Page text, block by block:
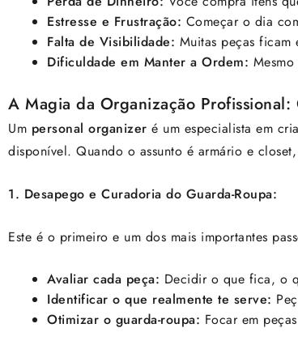
Estresse e Frustração: Começar o dia
Falta de Visibilidade: Muitas peças ficam
Dificuldade em Manter a Ordem:
A Magia da Organização
Um personal organizer é um especialista em
disponível. Quando o assunto é armário e
1. Desapego e Curadoria do Guarda-Roupa:
Este é o primeiro e um dos mais importantes
Avaliar cada peça: Decidir o que fica, o
Identificar o que realmente te serve:
Otimizar o guarda-roupa: Focar em